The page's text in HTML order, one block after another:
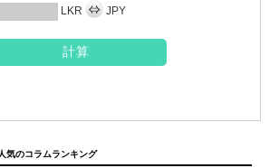
LKR JPY
人気のコラムランキング